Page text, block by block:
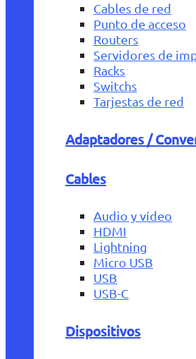
Cables de red
Punto de acceso
Routers
Servidores de
Racks
Switchs
Tarjestas de red
Adaptadores /
Cables
Audio y vídeo
HDMI
Lightning
Micro USB
USB
USB-C
Dispositivos